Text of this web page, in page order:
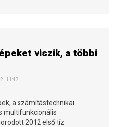
viszik, a többi
11:47
a számítástechnikai
multifunkcionális
2012 első tíz